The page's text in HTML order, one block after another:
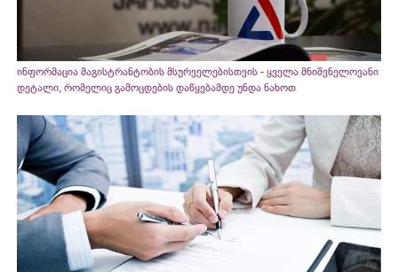
ინფორმაცია მაგისტრანტობის მსურველებისთვის - ყველა მნიშვნელოვანი
დეტალი, რომელიც გამოცდების დაწყებამდე უნდა ნახოთ